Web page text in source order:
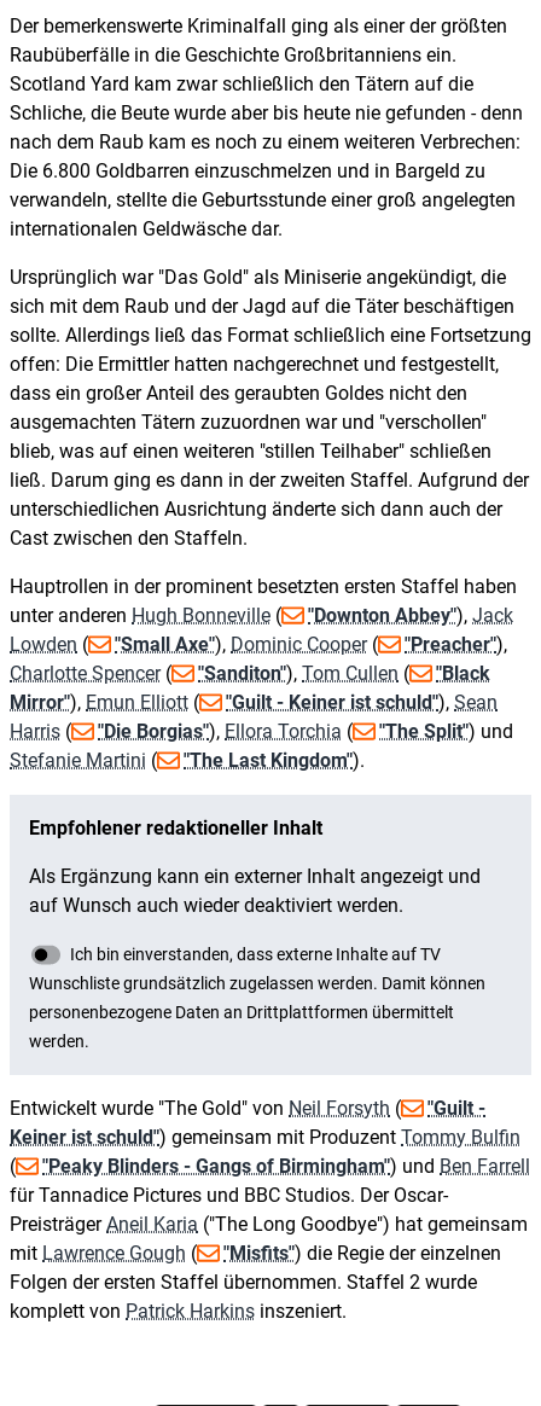
Der bemerkenswerte Kriminalfall ging als einer der größten
Raubüberfälle in die Geschichte Großbritanniens ein.
Scotland Yard kam zwar schließlich den Tätern auf die
Schliche, die Beute wurde aber bis heute nie gefunden - denn
nach dem Raub kam es noch zu einem weiteren Verbrechen:
Die 6.800 Goldbarren einzuschmelzen und in Bargeld zu
verwandeln, stellte die Geburtsstunde einer groß angelegten
internationalen Geldwäsche dar.
Ursprünglich war "Das Gold" als Miniserie angekündigt, die
sich mit dem Raub und der Jagd auf die Täter beschäftigen
sollte. Allerdings ließ das Format schließlich eine Fortsetzung
offen: Die Ermittler hatten nachgerechnet und festgestellt,
dass ein großer Anteil des geraubten Goldes nicht den
ausgemachten Tätern zuzuordnen war und "verschollen"
blieb, was auf einen weiteren "stillen Teilhaber" schließen
ließ. Darum ging es dann in der zweiten Staffel. Aufgrund der
unterschiedlichen Ausrichtung änderte sich dann auch der
Cast zwischen den Staffeln.
Hauptrollen in der prominent besetzten ersten Staffel haben
unter anderen Hugh Bonneville ( "Downton Abbey"), Jack
Lowden ( "Small Axe"), Dominic Cooper( "Preacher"),
Charlotte Spencer( "Sanditon"), Tom Cullen (
"Black
Mirror"), Emun Elliott ( "Guilt - Keiner ist schuld"), Sean
Harris ( "Die Borgias"), Ellora Torchia ( "The Split") und
Stefanie Martini ( "The Last Kingdom").
Entwickelt wurde "The Gold" von Neil Forsyth (
"Guilt -
Keiner ist schuld") gemeinsam mit Produzent Tommy Bulfin
(
"Peaky Blinders - Gangs of Birmingham") und Ben Farrell
für Tannadice Pictures und BBC Studios. Der Oscar-
PreisträgerAneil Karia ("The Long Goodbye") hat gemeinsam
mit Lawrence Gough ( "Misfits") die Regie der einzelnen
Folgen der ersten Staffel übernommen. Staffel 2 wurde
komplett von Patrick Harkins inszeniert.